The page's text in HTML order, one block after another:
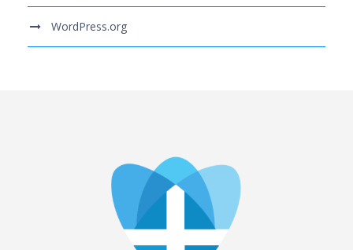
WordPress.org